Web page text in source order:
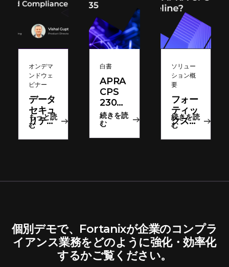
オンデマ
ンドウェ
ビナー
データ
セキュ
リテ
ィ-as-
a-サー
安全と
道
もっと読
む
白書
APRA
CPS
230お
よび
CPS
続きを読
む
ソリュー
ション概
要
フォー
ティッ
クスが
APRA
CPS
要件を
法
続きを読
む
個別デモで、Fortanixが企業のコンプラ
イアンス業務をどのように強化・効率化
するかご覧ください。